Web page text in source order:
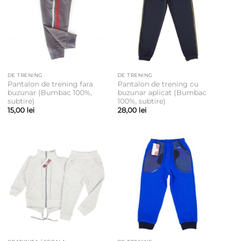
DE TRENING
Pantalon de trening fara
buzunar (Bumbac 100%,
subtire)
15,00 lei
DE TRENING
Pantalon de trening cu
buzunar aplicat (Bumbac
100%, subtire)
28,00 lei